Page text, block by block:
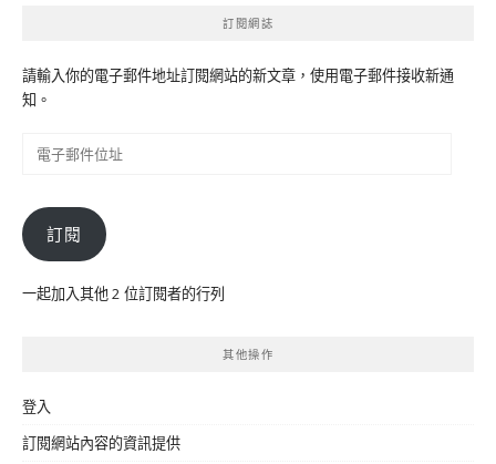
訂閱網誌
請輸入你的電子郵件地址訂閱網站的新文章，使用電子郵件接收新通
知。
件
位
訂閱
一起加入其他 2 位訂閱者的行列
其他操作
登入
訂閱網站內容的資訊提供